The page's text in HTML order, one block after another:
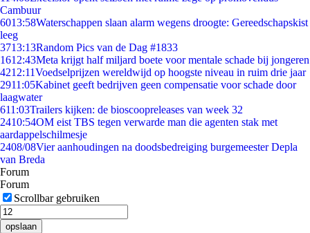
Cambuur
6013:58Waterschappen slaan alarm wegens droogte: Gereedschapskist
leeg
3713:13Random Pics van de Dag #1833
1612:43Meta krijgt half miljard boete voor mentale schade bij jongeren
4212:11Voedselprijzen wereldwijd op hoogste niveau in ruim drie jaar
2911:05Kabinet geeft bedrijven geen compensatie voor schade door
laagwater
611:03Trailers kijken: de bioscoopreleases van week 32
2410:54OM eist TBS tegen verwarde man die agenten stak met
aardappelschilmesje
2408/08Vier aanhoudingen na doodsbedreiging burgemeester Depla
van Breda
Forum
Forum
Scrollbar gebruiken
opslaan